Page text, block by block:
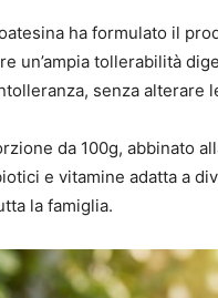
ha formulato il
un’ampia tollerabilità
senza
da 100g, abbinato
e vitamine adatta a
la famiglia.